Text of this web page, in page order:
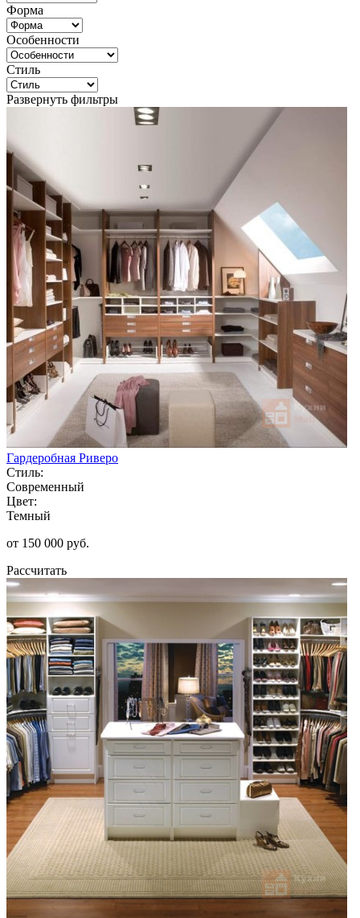
Форма
Особенности
Стиль
Развернуть фильтры
Гардеробная Риверо
Стиль:
Современный
Цвет:
Темный
от 150 000 руб.
Рассчитать